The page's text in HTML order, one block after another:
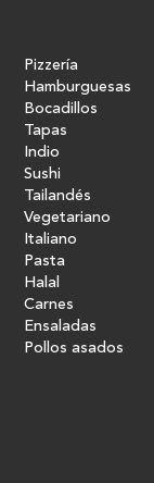
Pizzería
Hamburguesas
Bocadillos
Tapas
Indio
Sushi
Tailandés
Vegetariano
Italiano
Pasta
Halal
Carnes
Ensaladas
Pollos asados